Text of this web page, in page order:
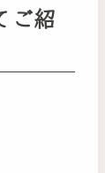
ご紹